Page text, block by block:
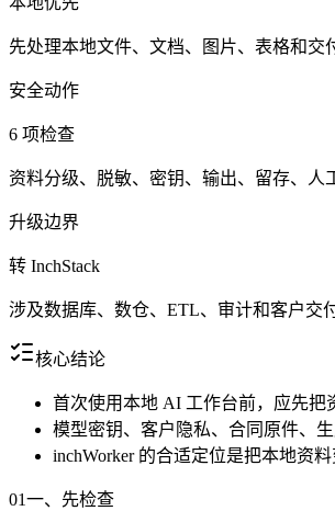
先处理本地文件、文档、图片、表格和交
安全动作
6 项检查
资料分级、脱敏、密钥、输出、留存、人
升级边界
转 InchStack
涉及数据库、数仓、ETL、审计和客户交
核心结论
首次使用本地 AI 工作台前，应先把
模型密钥、客户隐私、合同原件、
inchWorker 的合适定位是把本地资
01一、先检查